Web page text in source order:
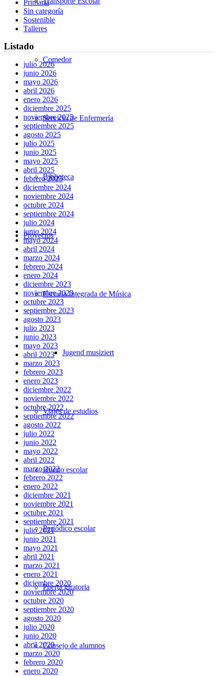
Comedor
Servicio de Enfermería
Biblioteca
Proyectos
Escuela Integrada de Música
Jugend musiziert
Viajes de estudios
Huerto escolar
Periódico escolar
Puerta giratoria
Consejo de alumnos
Primaria
Sin categoría
Sostenible
Talleres
Listado
julio 2026
junio 2026
mayo 2026
abril 2026
enero 2026
diciembre 2025
noviembre 2025
septiembre 2025
agosto 2025
julio 2025
junio 2025
mayo 2025
abril 2025
febrero 2025
diciembre 2024
noviembre 2024
octubre 2024
septiembre 2024
julio 2024
junio 2024
mayo 2024
abril 2024
marzo 2024
febrero 2024
enero 2024
diciembre 2023
noviembre 2023
octubre 2023
septiembre 2023
agosto 2023
julio 2023
junio 2023
mayo 2023
abril 2023
marzo 2023
febrero 2023
enero 2023
diciembre 2022
noviembre 2022
octubre 2022
septiembre 2022
agosto 2022
julio 2022
junio 2022
mayo 2022
abril 2022
marzo 2022
febrero 2022
enero 2022
diciembre 2021
noviembre 2021
octubre 2021
septiembre 2021
julio 2021
junio 2021
mayo 2021
abril 2021
marzo 2021
enero 2021
diciembre 2020
noviembre 2020
octubre 2020
septiembre 2020
agosto 2020
julio 2020
junio 2020
abril 2020
marzo 2020
febrero 2020
enero 2020